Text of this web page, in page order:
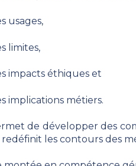
usages,
limites,
impacts éthiques et
implications métiers.
de développer des
redéfinit les contours des